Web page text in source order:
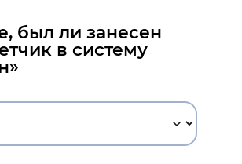
был ли занесен
в систему